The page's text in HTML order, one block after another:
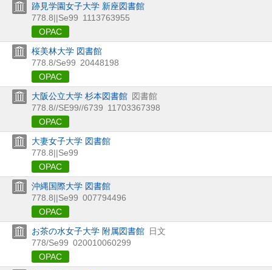
跡見学園女子大学 新座図書館
778.8||Se99 1113763955
OPAC
桜美林大学 図書館
778.8/Se99 20448198
OPAC
大阪公立大学 杉本図書館 図書館
778.8//SE99//6739 11703367398
OPAC
大妻女子大学 図書館
778.8||Se99
OPAC
沖縄国際大学 図書館
778.8||Se99 007794496
OPAC
お茶の水女子大学 附属図書館 日文
778/Se99 020010060299
OPAC